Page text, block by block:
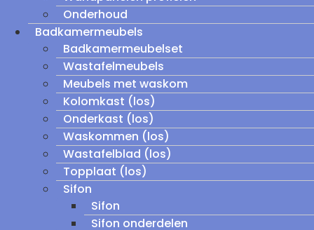
Onderhoud
Badkamermeubels
Badkamermeubelset
Wastafelmeubels
Meubels met waskom
Kolomkast (los)
Onderkast (los)
Waskommen (los)
Wastafelblad (los)
Topplaat (los)
Sifon
Sifon
Sifon onderdelen